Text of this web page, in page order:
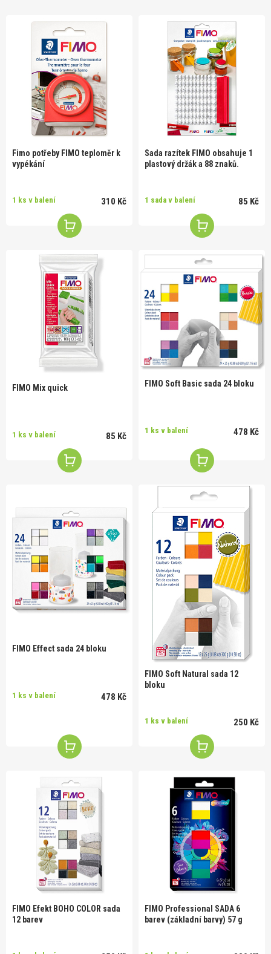
Fimo potřeby FIMO teploměr k
vypékání
1 ks v balení 310 Kč
Sada razítek FIMO obsahuje 1
plastový držák a 88 znaků.
1 sada v balení 85 Kč
FIMO Mix quick
1 ks v balení 85 Kč
FIMO Soft Basic sada 24 bloku
1 ks v balení 478 Kč
FIMO Effect sada 24 bloku
1 ks v balení 478 Kč
FIMO Soft Natural sada 12
bloku
1 ks v balení 250 Kč
FIMO Efekt BOHO COLOR sada
12 barev
FIMO Professional SADA 6
barev (základní barvy) 57 g